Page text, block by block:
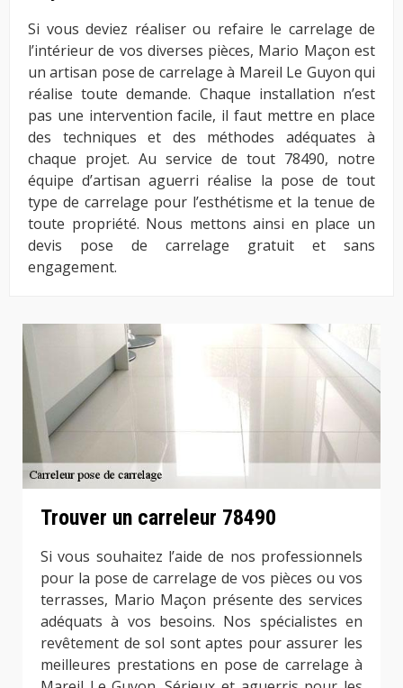
Si vous deviez réaliser ou refaire le carrelage de
l’intérieur de vos diverses pièces, Mario Maçon est
un artisan pose de carrelage à Mareil Le Guyon qui
réalise toute demande. Chaque installation n’est
pas une intervention facile, il faut mettre en place
des techniques et des méthodes adéquates à
chaque projet. Au service de tout 78490, notre
équipe d’artisan aguerri réalise la pose de tout
type de carrelage pour l’esthétisme et la tenue de
toute propriété. Nous mettons ainsi en place un
devis pose de carrelage gratuit et sans
engagement.
Trouver un carreleur 78490
Si vous souhaitez l’aide de nos professionnels
pour la pose de carrelage de vos pièces ou vos
terrasses, Mario Maçon présente des services
adéquats à vos besoins. Nos spécialistes en
revêtement de sol sont aptes pour assurer les
meilleures prestations en pose de carrelage à